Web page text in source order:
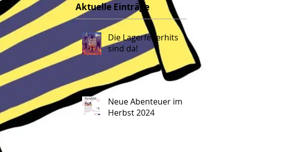
Aktuelle Einträge
Die Lagerfeuerhits
sind da!
Neue Abenteuer im
Herbst 2024